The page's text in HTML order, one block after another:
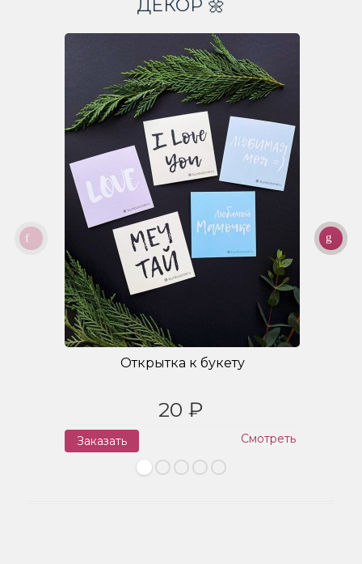
ДЕКОР 🌼
Открытка к букету
20 ₽
Заказать Смотреть